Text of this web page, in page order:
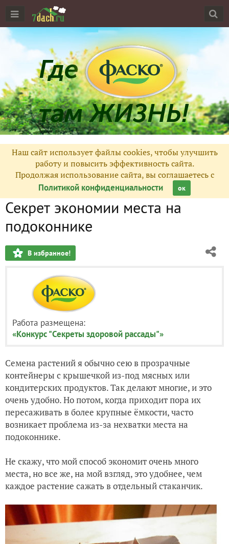
Наш сайт использует файлы cookies, чтобы улучшить
работу и повысить эффективность сайта.
Продолжая использование сайта, вы соглашаетесь с
Политикой конфиденциальности
ок
Секрет экономии места на
подоконнике
В избранное!
Работа размещена:
«Конкурс "Секреты здоровой рассады"»
Семена растений я обычно сею в прозрачные
контейнеры с крышечкой из-под мясных или
кондитерских продуктов. Так делают многие, и это
очень удобно. Но потом, когда приходит пора их
пересаживать в более крупные ёмкости, часто
возникает проблема из-за нехватки места на
подоконнике.
Не скажу, что мой способ экономит очень много
места, но все же, на мой взгляд, это удобнее, чем
каждое растение сажать в отдельный стаканчик.